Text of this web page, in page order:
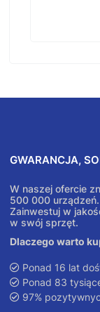
GWARANCJA,
W naszej ofercie
500 000 urządzeń.
Zainwestuj w
w swój sprzęt.
Dlaczego warto
Ponad 16 lat
Ponad 83
97%